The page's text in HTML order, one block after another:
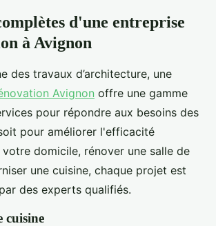
d'une entreprise
à Avignon
des travaux d’architecture, une
Avignon offre une gamme
pour répondre aux besoins des
pour améliorer l'efficacité
domicile, rénover une salle de
une cuisine, chaque projet est
des experts qualifiés.
cuisine